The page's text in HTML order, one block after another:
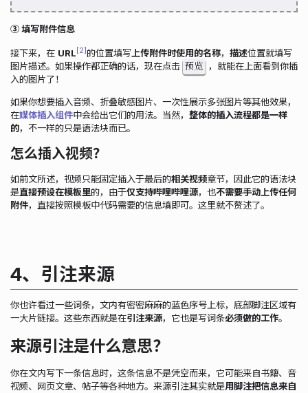
③ 填写附件信息
接下来，在 URL 2 的位置填写上传附件时使用的名称， 描述位置就填写
图片描述。如果操作都正确的话，现在点击 预览
，就能在上面看到你插
入的图片了！
如果你想要插入音频、折叠敏感图片、一次性展示多张图片等其他效果，
在媒体插入组件中会给出它们的用法。当然， 整体的插入流程都是一样
的，不一样的只是语法块而已。
怎么插入视频？
如前文所述，视频只能固定插入于最后的相关视频章节，因此它的语法块
是直接预设在模板里的，由于仅支持哔哩哔哩源，也不需要手动上传任何
附件，直接按照模板中代码需要的信息填即可。这里就不赘述了。
4、引注来源
你也许看过一些词条，文内有密密麻麻的蓝色序号上标，底部脚注区域有
一大片链接。这些东西就是在引注来源，它也是写词条必须做的工作。
来源引注是什么意思？
你在文内写下一条信息时，这条信息不是凭空而来，它可能来自书籍、音
视频、网页文章、帖子等各种地方。来源引注其实就是用脚注把信息来自